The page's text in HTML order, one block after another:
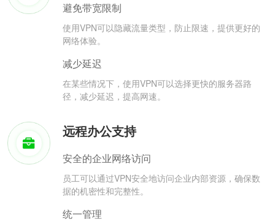
避免带宽限制
使用VPN可以隐藏流量类型，防止限速，提供更好的
网络体验。
减少延迟
在某些情况下，使用VPN可以选择更快的服务器路
径，减少延迟，提高网速。
远程办公支持
安全的企业网络访问
员工可以通过VPN安全地访问企业内部资源，确保数
据的机密性和完整性。
统一管理